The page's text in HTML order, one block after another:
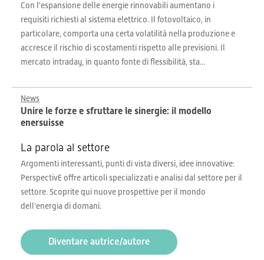
Con l'espansione delle energie rinnovabili aumentano i
requisiti richiesti al sistema elettrico. Il fotovoltaico, in
particolare, comporta una certa volatilità nella produzione e
accresce il rischio di scostamenti rispetto alle previsioni. Il
mercato intraday, in quanto fonte di flessibilità, sta...
News
Unire le forze e sfruttare le sinergie: il modello
enersuisse
La parola al settore
Argomenti interessanti, punti di vista diversi, idee innovative:
PerspectivE offre articoli specializzati e analisi dal settore per il
settore. Scoprite qui nuove prospettive per il mondo
dell’energia di domani.
Diventare autrice/autore